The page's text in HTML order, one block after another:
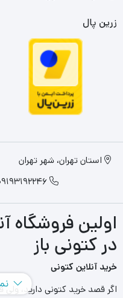
زرین پال
استان تهران، شهر تهران
اولین فروشگاه
در کتونی باز
خرید آنلاین کتونی
اگر قصد خرید کتونی دارید،